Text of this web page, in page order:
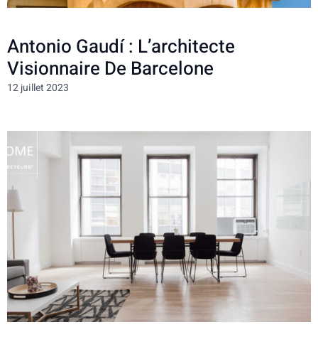
Antonio Gaudí : L’architecte
Visionnaire De Barcelone
12 juillet 2023